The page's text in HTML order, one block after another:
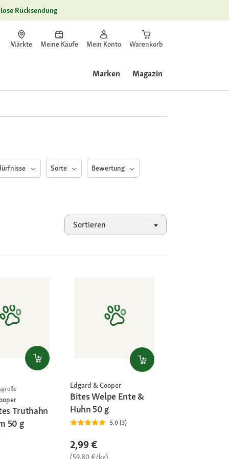
Rücksendung
Märkte Meine Käufe Mein Konto Warenkorb
Marken Magazin
Sorte Bewertung
Sortieren
Truthahn
50 g
Edgard & Cooper
Bites Welpe Ente &
Huhn 50 g
5.0 (3)
2,99 €
(59,80 €/kg)